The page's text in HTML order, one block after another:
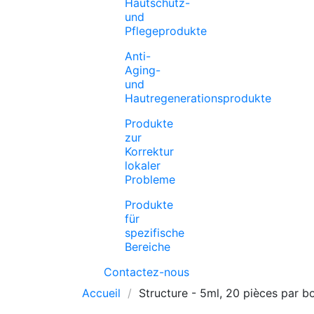
und
Pflegeprodukte
Anti-
Aging-
und
Hautregenerationsprodukte
Produkte
zur
Korrektur
lokaler
Probleme
Produkte
für
spezifische
Bereiche
Contactez-nous
Accueil
Structure - 5ml, 20 pièces par